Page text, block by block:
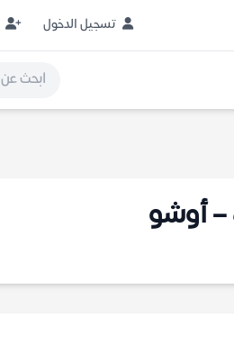
تسجيل الدخول
– أوشو